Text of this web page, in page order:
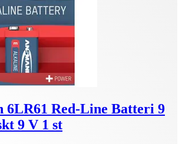
6LR61 Red-Line Batteri 9
9 V 1 st